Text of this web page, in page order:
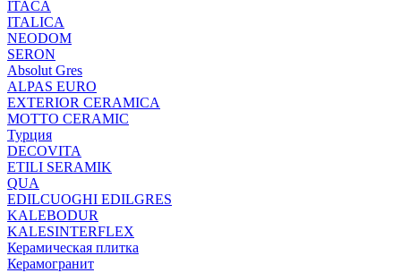
ITACA
ITALICA
NEODOM
SERON
Absolut Gres
ALPAS EURO
EXTERIOR CERAMICA
MOTTO CERAMIC
Турция
DECOVITA
ETILI SERAMIK
QUA
EDILCUOGHI EDILGRES
KALEBODUR
KALESINTERFLEX
Керамическая плитка
Керамогранит